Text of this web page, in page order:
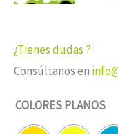
¿Tienes dudas ?
Consúltanos en
COLORES PLANOS